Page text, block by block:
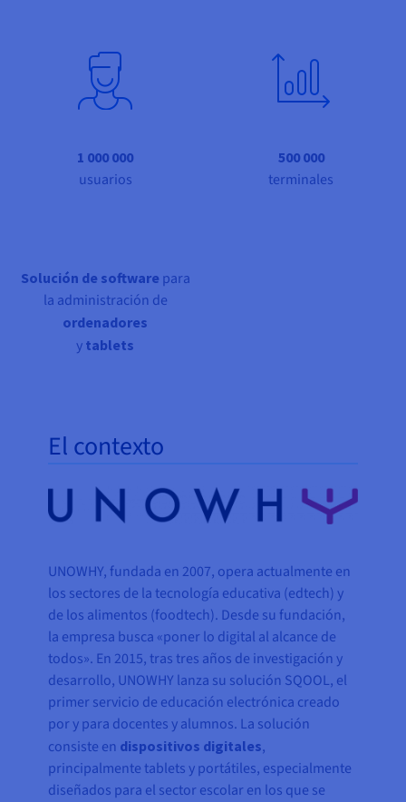
Documentación
Roadmap & Changelog
Roadmap y Changelog
1 000 000
usuarios
500 000
terminales
Solución de software para
la administración de
ordenadores
y tablets
El contexto
UNOWHY, fundada en 2007, opera actualmente en
los sectores de la tecnología educativa (edtech) y
de los alimentos (foodtech). Desde su fundación,
la empresa busca «poner lo digital al alcance de
todos». En 2015, tras tres años de investigación y
desarrollo, UNOWHY lanza su solución SQOOL, el
primer servicio de educación electrónica creado
por y para docentes y alumnos. La solución
consiste en dispositivos digitales,
principalmente tablets y portátiles, especialmente
diseñados para el sector escolar en los que se